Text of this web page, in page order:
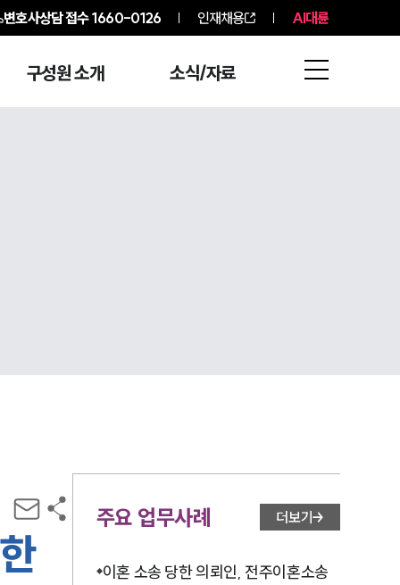
변호사상담 접수1660-0126 인재채용 AI대륜
구성원 소개 소식/자료
주요 업무사례 더보기
이혼 소송 당한 의뢰인, 전주이혼소송